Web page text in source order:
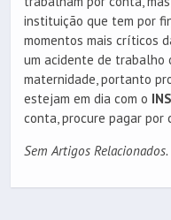
instituição que tem por
momentos mais críticos
um acidente de trabalho
maternidade, portanto
estejam em dia com o
conta, procure pagar por
Sem Artigos Relacionados.